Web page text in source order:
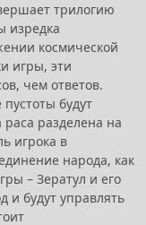
трилогию
изредка
космической
игры, эти
чем ответов.
будут
раса разделена на
игрока в
народа, как
– Зератул и его
и будут управлять